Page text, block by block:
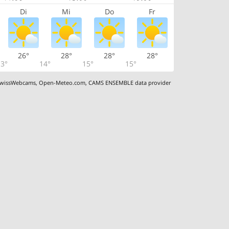
Di Mi Do Fr
26°
14°
28°
15°
28°
15°
28°
,Open-Meteo.com,CAMS ENSEMBLE data provider